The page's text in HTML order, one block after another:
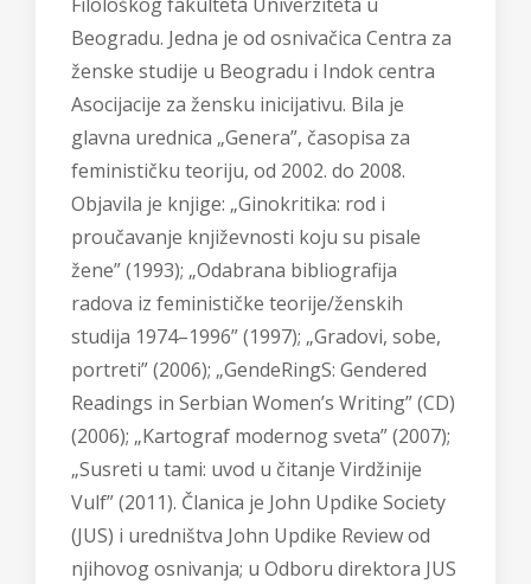
Beogradu. Jedna je od osnivačica Centra za
ženske studije u Beogradu i Indok centra
Asocijacije za žensku inicijativu. Bila je
glavna urednica „Genera”, časopisa za
feminističku teoriju, od 2002. do 2008.
Objavila je knjige: „Ginokritika: rod i
proučavanje književnosti koju su pisale
žene” (1993); „Odabrana bibliografija
radova iz feminističke teorije/ženskih
studija 1974–1996” (1997); „Gradovi, sobe,
portreti” (2006); „GendeRingS: Gendered
Readings in Serbian Women’s Writing” (CD)
(2006); „Kartograf modernog sveta” (2007);
„Susreti u tami: uvod u čitanje Virdžinije
Vulf” (2011). Članica je John Updike Society
(JUS) i uredništva John Updike Review od
njihovog osnivanja; u Odboru direktora JUS